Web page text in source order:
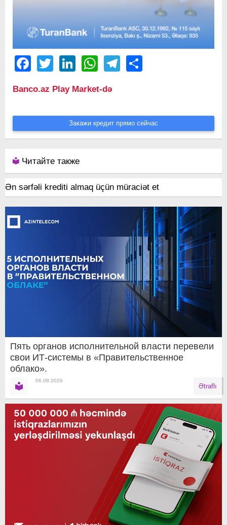
FacebookTwitter LinkedIn WhatsAppTelegram
Banco.az Play Market-də
Закажи кредит прямо сейчас
Читайте также
Ən sərfəli krediti almaq üçün müraciət et
Пять органов исполнительной власти перевели
свои ИТ-системы в «Правительственное
облако».
06.08.2026
Ətraflı